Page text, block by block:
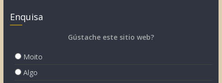
Enquisa
Gústache este sitio web?
Moito
Algo